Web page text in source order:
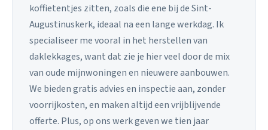
koffietentjes zitten, zoals die ene bij de Sint-
Augustinuskerk, ideaal na een lange werkdag. Ik
specialiseer me vooral in het herstellen van
daklekkages, want dat zie je hier veel door de mix
van oude mijnwoningen en nieuwere aanbouwen.
We bieden gratis advies en inspectie aan, zonder
voorrijkosten, en maken altijd een vrijblijvende
offerte. Plus, op ons werk geven we tien jaar